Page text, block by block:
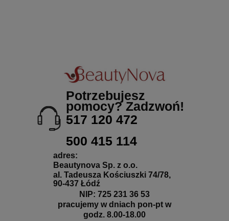
Potrzebujesz
pomocy? Zadzwoń!
517 120 472
500 415 114
adres:
Beautynova Sp. z o.o.
al. Tadeusza Kościuszki 74/78,
90-437 Łódź
NIP: 725 231 36 53
pracujemy w dniach pon-pt w
godz. 8.00-18.00